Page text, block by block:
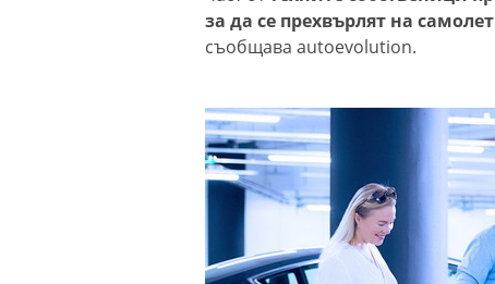
за да се прехвърлят на самолет
съобщава autoevolution.